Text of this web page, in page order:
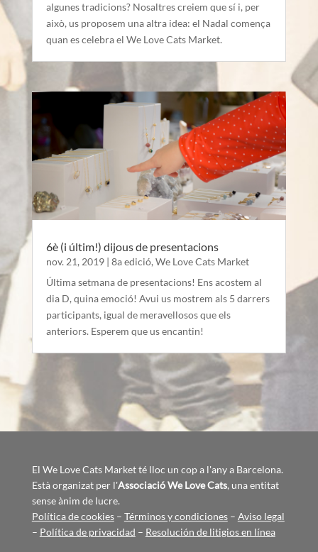
algunes tradicions? Nosaltres creiem que sí i, per
això, us proposem una altra idea: el Nadal comença
quan es celebra el We Love Cats Market.
6è (i últim!) dijous de presentacions
nov. 21, 2019| 8a edició, We Love Cats Market
Última setmana de presentacions! Ens acostem al
dia D, quina emoció! Avui us mostrem als 5 darrers
participants, igual de meravellosos que els
anteriors. Esperem que us encantin!
El We Love Cats Market té lloc un cop a l'any a Barcelona.
Està organizat per l'Associació We Love Cats, una entitat
sense ànim de lucre.
Política de cookies– Términos y condiciones– Aviso legal
– Política de privacidad – Resolución de litigios en línea